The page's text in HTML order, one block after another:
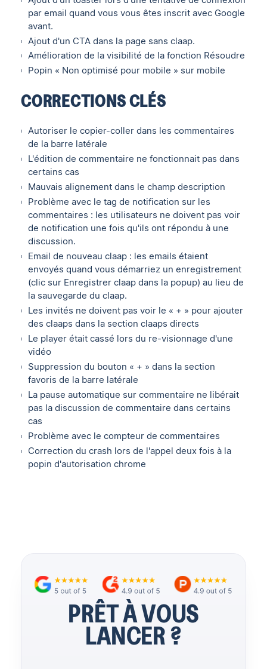
par email quand vous vous êtes inscrit avec Google
avant.
Ajout d'un CTA dans la page sans claap.
Amélioration de la visibilité de la fonction Résoudre
Popin « Non optimisé pour mobile » sur mobile
CORRECTIONS CLÉS
Autoriser le copier-coller dans les commentaires
de la barre latérale
L'édition de commentaire ne fonctionnait pas dans
certains cas
Mauvais alignement dans le champ description
Problème avec le tag de notification sur les
commentaires : les utilisateurs ne doivent pas voir
de notification une fois qu'ils ont répondu à une
discussion.
Email de nouveau claap : les emails étaient
envoyés quand vous démarriez un enregistrement
(clic sur Enregistrer claap dans la popup) au lieu de
la sauvegarde du claap.
Les invités ne doivent pas voir le « + » pour ajouter
des claaps dans la section claaps directs
Le player était cassé lors du re-visionnage d'une
vidéo
Suppression du bouton « + » dans la section
favoris de la barre latérale
La pause automatique sur commentaire ne libérait
pas la discussion de commentaire dans certains
cas
Problème avec le compteur de commentaires‍
Correction du crash lors de l'appel deux fois à la
popin d'autorisation chrome
PRÊT À VOUS
LANCER ?